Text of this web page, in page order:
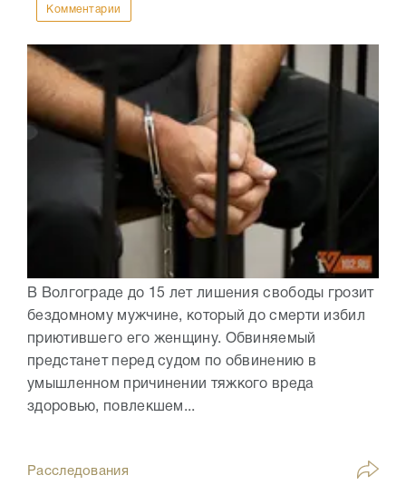
Комментарии
В Волгограде до 15 лет лишения свободы грозит
бездомному мужчине, который до смерти избил
приютившего его женщину. Обвиняемый
предстанет перед судом по обвинению в
умышленном причинении тяжкого вреда
здоровью, повлекшем...
Расследования